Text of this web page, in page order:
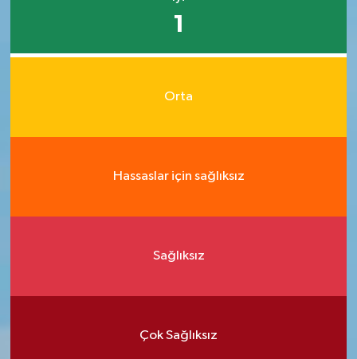
1
Orta
Hassaslar için sağlıksız
Sağlıksız
Çok Sağlıksız